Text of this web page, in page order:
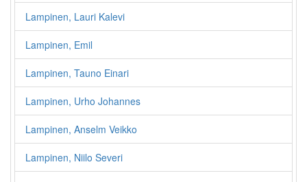
Lampinen, Lauri Kalevi
Lampinen, Emil
Lampinen, Tauno Einari
Lampinen, Urho Johannes
Lampinen, Anselm Veikko
Lampinen, Niilo Severi